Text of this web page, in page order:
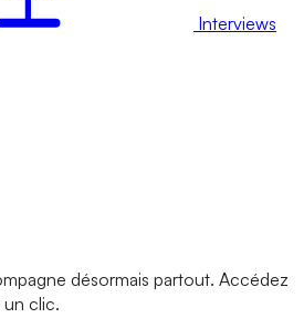
Interviews
désormais partout. Accédez
clic.